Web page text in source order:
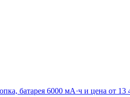
батарея 6000 мА·ч и цена от 13